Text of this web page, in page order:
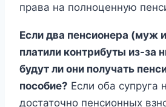
права на полноценную
Если два пенсионера (муж
платили контрибуты из-за
будут ли они получать
пособие? Если оба супруга
достаточно пенсионных